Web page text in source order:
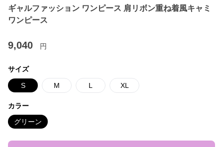
ギャルファッション ワンピース 肩リボン重ね着風キャミ
ワンピース
9,040 円
サイズ
S M L XL
カラー
グリーン